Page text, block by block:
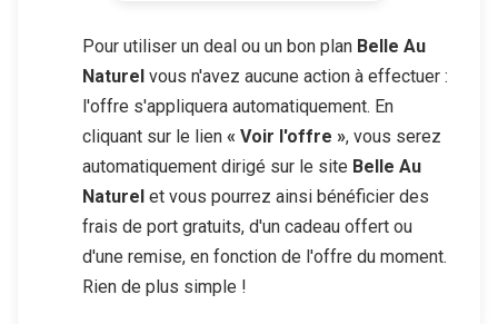
Pour utiliser un deal ou un bon plan Belle Au
Naturel vous n'avez aucune action à effectuer :
l'offre s'appliquera automatiquement. En
cliquant sur le lien « Voir l'offre », vous serez
automatiquement dirigé sur le site Belle Au
Naturel et vous pourrez ainsi bénéficier des
frais de port gratuits, d'un cadeau offert ou
d'une remise, en fonction de l'offre du moment.
Rien de plus simple !